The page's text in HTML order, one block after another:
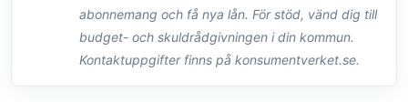
abonnemang och få nya lån. För stöd, vänd dig till
budget- och skuldrådgivningen i din kommun.
Kontaktuppgifter finns på konsumentverket.se.